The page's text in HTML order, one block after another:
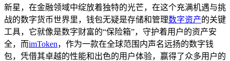
新星，在金融领域中绽放着独特的光芒，在这个充满机遇与挑
战的数字货币世界里，钱包无疑是存储和管理数字资产的关键
工具，它就像是数字财富的“保险箱”，守护着用户的资产安
全，而imToken，作为一款在全球范围内声名远扬的数字钱
包，凭借其卓越的性能和出色的用户体验，赢得了众多用户的